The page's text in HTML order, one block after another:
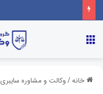
خانه/وکالت و مشاوره سایبری